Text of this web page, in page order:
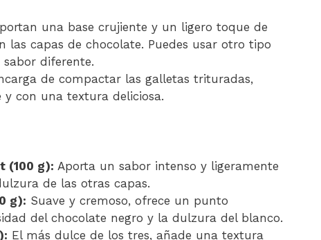
una base crujiente y un ligero toque de
las capas de chocolate. Puedes usar otro tipo
diferente.
de compactar las galletas trituradas,
con una textura deliciosa.
(100 g): Aporta un sabor intenso y ligeramente
de las otras capas.
g): Suave y cremoso, ofrece un punto
del chocolate negro y la dulzura del blanco.
El más dulce de los tres, añade una textura